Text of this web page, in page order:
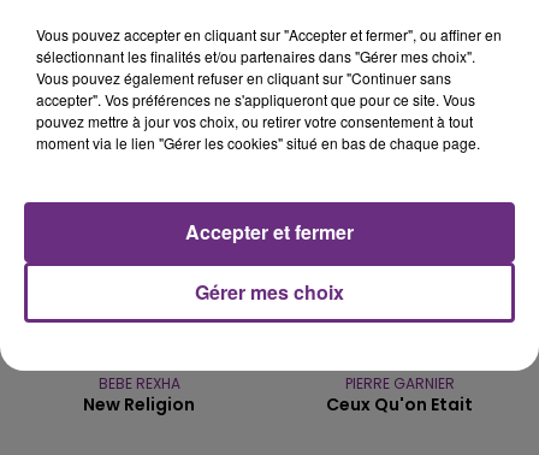
BENSON BOONE
The Time Of My Life
SHAKIRA
Whenever, Wherever
20h41
20h41
BEBE REXHA
New Religion
20h38
20h38
PIERRE GARNIER
Ceux Qu'on Etait
Vous pouvez accepter en cliquant sur "Accepter et fermer", ou affiner en
sélectionnant les finalités et/ou partenaires dans "Gérer mes choix".
Vous pouvez également refuser en cliquant sur "Continuer sans
accepter". Vos préférences ne s'appliqueront que pour ce site. Vous
pouvez mettre à jour vos choix, ou retirer votre consentement à tout
moment via le lien "Gérer les cookies" situé en bas de chaque page.
Gérer mes choix
Accepter et fermer